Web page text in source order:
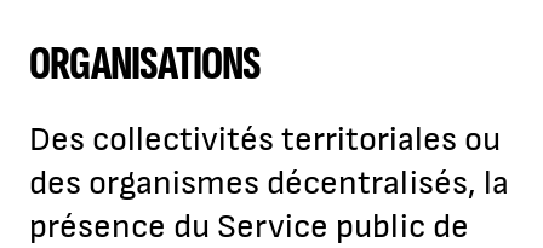
ORGANISATIONS
Des collectivités territoriales ou
des organismes décentralisés, la
présence du Service public de